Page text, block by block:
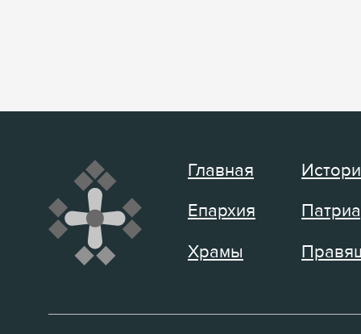
Главная
Епархия
Храмы